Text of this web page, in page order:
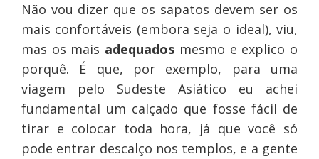
Não vou dizer que os sapatos devem ser os
mais confortáveis (embora seja o ideal), viu,
mas os mais adequados mesmo e explico o
porquê. É que, por exemplo, para uma
viagem pelo Sudeste Asiático eu achei
fundamental um calçado que fosse fácil de
tirar e colocar toda hora, já que você só
pode entrar descalço nos templos, e a gente